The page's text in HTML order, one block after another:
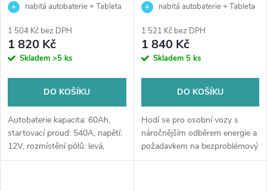
nabitá autobaterie + Tableta
výkup staré baterie při doručení
nebo v prodejně Jinočany
1 504 Kč bez DPH
1 820 Kč
Skladem >5 ks
DO KOŠÍKU
Autobaterie kapacita: 60Ah,
startovací proud: 540A, napětí:
12V, rozmístění pólů: levá,
rozměry: 242 x 175 x 190,
nabitá autobaterie + Tableta
výkup staré baterie při doručení
nebo v prodejně Jinočany
1 521 Kč bez DPH
1 840 Kč
Skladem 5 ks
DO KOŠÍKU
Hodí se pro osobní vozy s
náročnějším odběrem energie a
požadavkem na bezproblémový
start (svými parametry se blíží